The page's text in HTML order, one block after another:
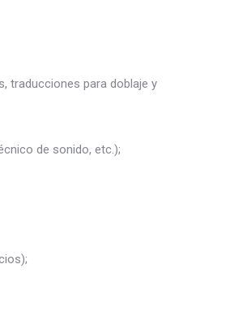
traducciones para doblaje y
de sonido, etc.);